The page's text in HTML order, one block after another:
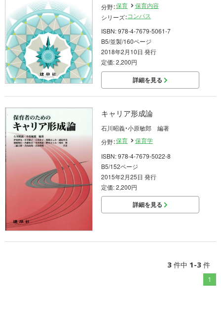
分野：保育
保育内容
シリーズ：コンパス
ISBN: 978-4-7679-5061-7
B5/並製/160ページ
2018年2月10日 発行
定価: 2,200円
詳細を見る
キャリア形成論
石川昭義・小原敏郎 編著
分野：保育
保育学
ISBN: 978-4-7679-5022-8
B5/152ページ
2015年2月25日 発行
定価: 2,200円
詳細を見る
3件中 1-3件
1